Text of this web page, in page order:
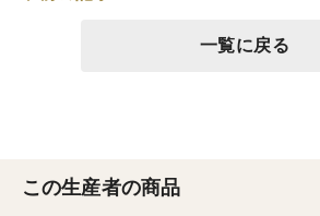
一覧に戻る
この生産者の商品